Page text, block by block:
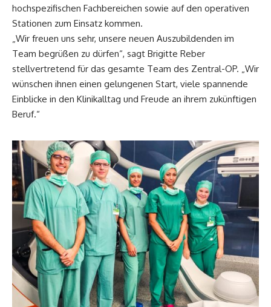
hochspezifischen Fachbereichen sowie auf den operativen
Stationen zum Einsatz kommen.
„Wir freuen uns sehr, unsere neuen Auszubildenden im
Team begrüßen zu dürfen“, sagt Brigitte Reber
stellvertretend für das gesamte Team des Zentral-OP. „Wir
wünschen ihnen einen gelungenen Start, viele spannende
Einblicke in den Klinikalltag und Freude an ihrem zukünftigen
Beruf.“